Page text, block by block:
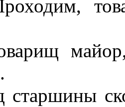
старшины